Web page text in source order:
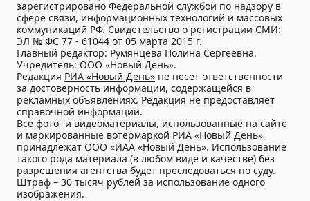
зарегистрировано Федеральной службой по надзору в
сфере связи, информационных технологий и массовых
коммуникаций РФ. Свидетельство о регистрации СМИ:
ЭЛ № ФС 77 - 61044 от 05 марта 2015 г.
Главный редактор: Румянцева Полина Сергеевна.
Учредитель: ООО «Новый День».
Редакция РИА «Новый День» не несет ответственности
за достоверность информации, содержащейся в
рекламных объявлениях. Редакция не предоставляет
справочной информации.
Все фото- и видеоматериалы, использованные на сайте
и маркированные вотермаркой РИА «Новый День»
принадлежат ООО «ИАА «Новый День». Использование
такого рода материала (в любом виде и качестве) без
разрешения агентства будет преследоваться по суду.
Штраф – 30 тысяч рублей за использование одного
изображения.